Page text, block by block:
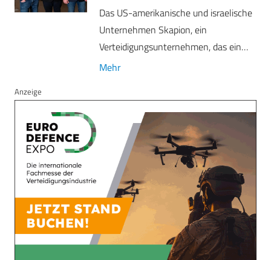
Das US-amerikanische und israelische
Unternehmen Skapion, ein
Verteidigungsunternehmen, das ein…
Mehr
Anzeige